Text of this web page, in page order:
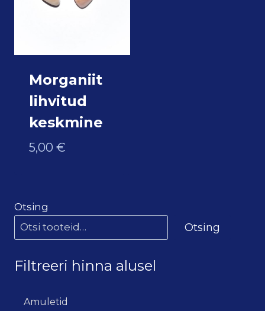
Morganiit
lihvitud
keskmine
5,00 €
Otsing
Otsing
Filtreeri hinna alusel
Amuletid